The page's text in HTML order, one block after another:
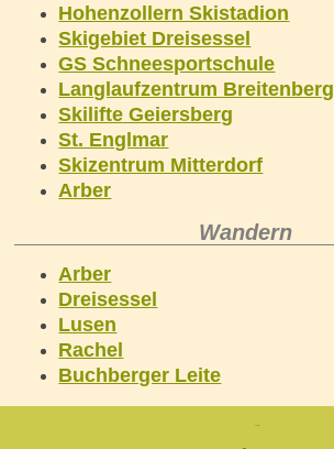
Hohenzollern Skistadion
Skigebiet Dreisessel
GS Schneesportschule
Langlaufzentrum Breitenberg
Skilifte Geiersberg
St. Englmar
Skizentrum Mitterdorf
Arber
Wandern
Arber
Dreisessel
Lusen
Rachel
Buchberger Leite